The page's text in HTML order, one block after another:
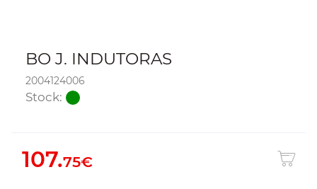
BO J. INDUTORAS
2004124006
Stock:
107.75€